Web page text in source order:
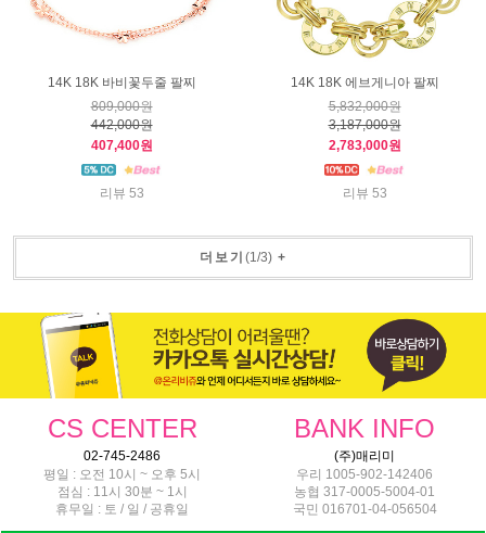
14K 18K 바비꽃두줄 팔찌
809,000원
442,000원
407,400원
리뷰 53
14K 18K 에브게니아 팔찌
5,832,000원
3,187,000원
2,783,000원
리뷰 53
더보기 (1/3)+
CS CENTER BANK INFO
02-745-2486
(주)매리미
평일 : 오전 10시 ~ 오후 5시
점심 : 11시 30분 ~ 1시
휴무일 : 토 / 일 / 공휴일
우리 1005-902-142406
농협 317-0005-5004-01
국민 016701-04-056504